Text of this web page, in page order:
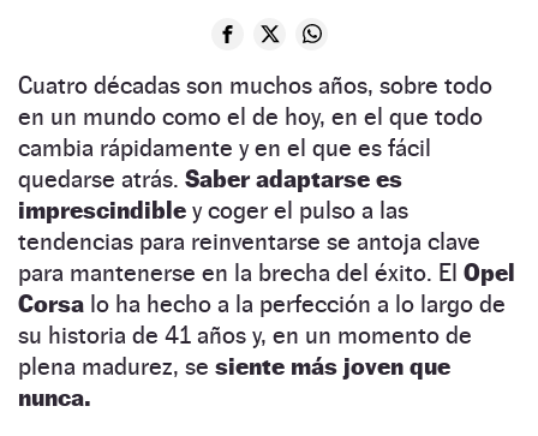
Cuatro décadas son muchos años, sobre todo
en un mundo como el de hoy, en el que todo
cambia rápidamente y en el que es fácil
quedarse atrás. Saber adaptarse es
imprescindible y coger el pulso a las
tendencias para reinventarse se antoja clave
para mantenerse en la brecha del éxito. El Opel
Corsa lo ha hecho a la perfección a lo largo de
su historia de 41 años y, en un momento de
plena madurez, se siente más joven que
nunca.